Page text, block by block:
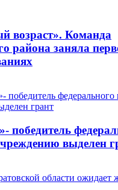
возраст». Команда
района заняла
победитель
выделен